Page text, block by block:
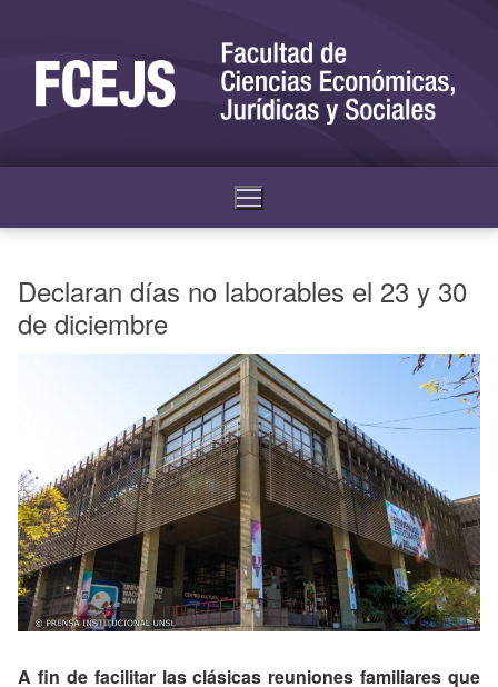
Declaran días no laborables el 23 y 30
de diciembre
A fin de facilitar las clásicas reuniones familiares que